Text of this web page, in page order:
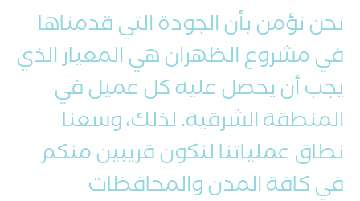
نحن نؤمن بأن الجودة التي قدمناها
في مشروع الظهران هي المعيار الذي
يجب أن يحصل عليه كل عميل في
المنطقة الشرقية. لذلك، وسعنا
نطاق عملياتنا لنكون قريبين منكم
في كافة المدن والمحافظات